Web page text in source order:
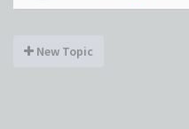
New Topic